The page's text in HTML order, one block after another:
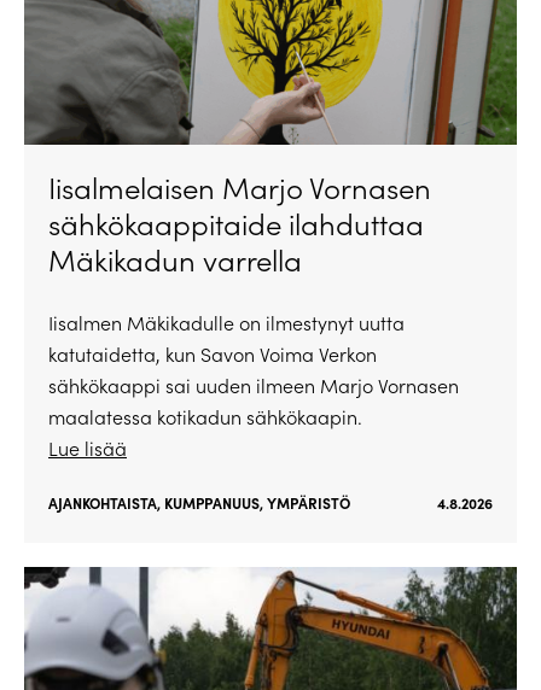
Iisalmelaisen Marjo Vornasen
sähkökaappitaide ilahduttaa
Mäkikadun varrella
Iisalmen Mäkikadulle on ilmestynyt uutta
katutaidetta, kun Savon Voima Verkon
sähkökaappi sai uuden ilmeen Marjo Vornasen
maalatessa kotikadun sähkökaapin.
Lue lisää
AJANKOHTAISTA, KUMPPANUUS,YMPÄRISTÖ 4.8.2026